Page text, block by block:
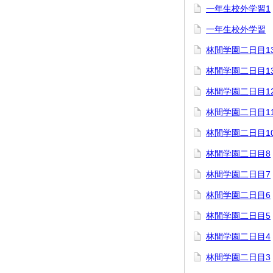
一年生校外学習1
一年生校外学習
林間学園二日目
林間学園二日目
林間学園二日目
林間学園二日目11
林間学園二日目
林間学園二日目8
林間学園二日目7
林間学園二日目6
林間学園二日目5
林間学園二日目4
林間学園二日目3